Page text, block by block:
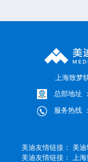
上海致梦软
总部地址
服务热线
美迪友情链接： 美
美迪友情链接：
上